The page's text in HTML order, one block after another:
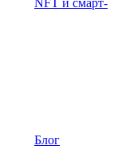
NFT и смарт-
Блог